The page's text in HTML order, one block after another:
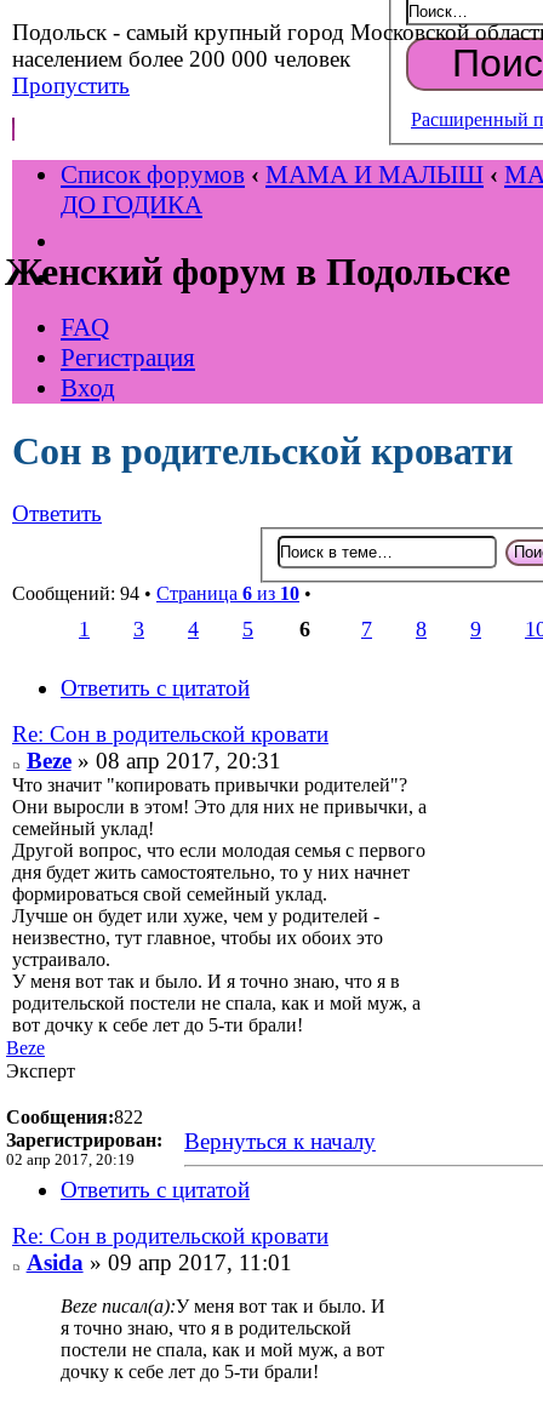
Подольск - самый крупный город Московской
населением более 200 000 человек
Пропустить
Женский форум в Подольске
Расширенный
Список форумов ‹ МАМА И МАЛЫШ ‹
ДО ГОДИКА
FAQ
Регистрация
Вход
Сон в родительской кровати
Ответить
Сообщений: 94 • Страница 6 из 10 •
1 3 4 5 6 7 8 9
Ответить с цитатой
Re: Сон в родительской кровати
Beze» 08 апр 2017, 20:31
Что значит "копировать привычки родителей"?
Они выросли в этом! Это для них не привычки, а
семейный уклад!
Другой вопрос, что если молодая семья с первого
дня будет жить самостоятельно, то у них начнет
формироваться свой семейный уклад.
Лучше он будет или хуже, чем у родителей -
неизвестно, тут главное, чтобы их обоих это
устраивало.
У меня вот так и было. И я точно знаю, что я в
родительской постели не спала, как и мой муж, а
вот дочку к себе лет до 5-ти брали!
Beze
Эксперт
Сообщения:822
Зарегистрирован:
02 апр 2017, 20:19
Вернуться к началу
Ответить с цитатой
Re: Сон в родительской кровати
Asida» 09 апр 2017, 11:01
Beze писал(а):У меня вот так и было. И
я точно знаю, что я в родительской
постели не спала, как и мой муж, а вот
дочку к себе лет до 5-ти брали!